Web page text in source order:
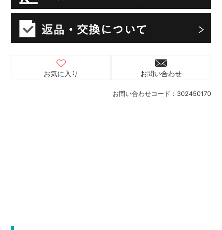
お問い合わせコード： 302450170
お気に入り お問い合わせ